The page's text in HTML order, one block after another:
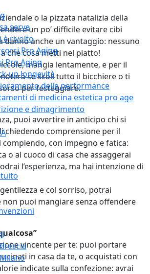
serve
è rivolto
Pro Aging
Pro Aging
up longevità
delle performance
di medicina estetica pro age
e dimagrimento
Brescia
Milano
o la pizzata natalizia della
un po’ difficile evitare cibi
danno anche un vantaggio: nessuno
che cosa metti nel piatto!
mangia lentamente, e per il
se scoli tutto il bicchiere o ti
per festeggiare.
puoi avvertire in anticipo chi si
chiedendo comprensione per il
con impegno e fatica:
o al cuoco di casa che assaggerai
l’esperienza, ma hai intenzione di
e col sorriso, potrai
non puoi mangiare senza offendere
vincente per te: puoi portare
in casa da te, o acquistati con
indicate sulla confezione: avrai